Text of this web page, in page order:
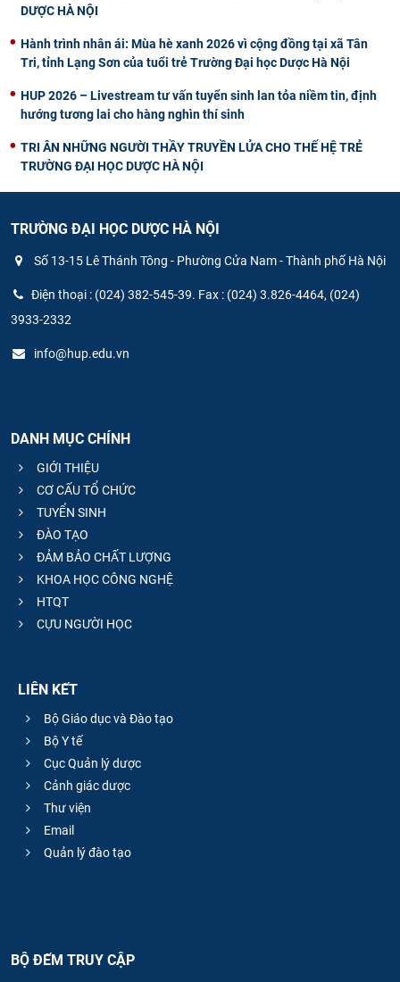
DƯỢC HÀ NỘI
Hành trình nhân ái: Mùa hè xanh 2026 vì cộng đồng tại xã Tân
Tri, tỉnh Lạng Sơn của tuổi trẻ Trường Đại học Dược Hà Nội
HUP 2026 – Livestream tư vấn tuyển sinh lan tỏa niềm tin, định
hướng tương lai cho hàng nghìn thí sinh
TRI ÂN NHỮNG NGƯỜI THẦY TRUYỀN LỬA CHO THẾ HỆ TRẺ
TRƯỜNG ĐẠI HỌC DƯỢC HÀ NỘI
TRƯỜNG ĐẠI HỌC DƯỢC HÀ NỘI
Số 13-15 Lê Thánh Tông - Phường Cửa Nam - Thành phố Hà Nội
Điện thoại : (024) 382-545-39. Fax : (024) 3.826-4464, (024)
3933-2332
info@hup.edu.vn
DANH MỤC CHÍNH
GIỚI THIỆU
CƠ CẤU TỔ CHỨC
TUYỂN SINH
ĐÀO TẠO
ĐẢM BẢO CHẤT LƯỢNG
KHOA HỌC CÔNG NGHỆ
HTQT
CỰU NGƯỜI HỌC
LIÊN KẾT
Bộ Giáo dục và Đào tạo
Bộ Y tế
Cục Quản lý dược
Cảnh giác dược
Thư viện
Email
Quản lý đào tạo
BỘ ĐẾM TRUY CẬP